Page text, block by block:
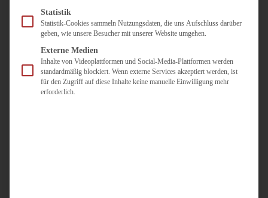
Personaldienstleister
Pädagogik
Über uns
Kontakt
Statistik
Statistik-Cookies sammeln Nutzungsdaten, die uns Aufschluss darüber
geben, wie unsere Besucher mit unserer Website umgehen.
Externe Medien
Inhalte von Videoplattformen und Social-Media-Plattformen werden
standardmäßig blockiert. Wenn externe Services akzeptiert werden, ist
für den Zugriff auf diese Inhalte keine manuelle Einwilligung mehr
erforderlich.